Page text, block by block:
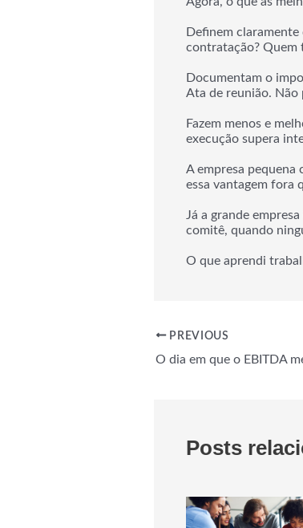
Definem
contratação? Quem
Documentam o
Ata de reunião. Não
Fazem menos e
execução supera
A empresa pequena
essa vantagem fora
Já a grande
comitê, quando
O que aprendi
PREVIOUS
O dia em que o EBITDA
Posts